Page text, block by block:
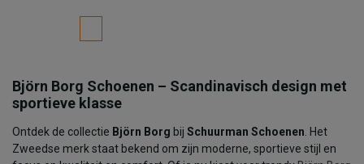
Björn Borg Schoenen – Scandinavisch design met
sportieve klasse
Ontdek de collectie Björn Borg bij Schuurman Schoenen. Het
Zweedse merk staat bekend om zijn moderne, sportieve stijl en